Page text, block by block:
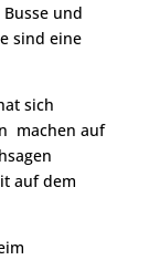
und
sind eine
sich
machen auf
auf dem